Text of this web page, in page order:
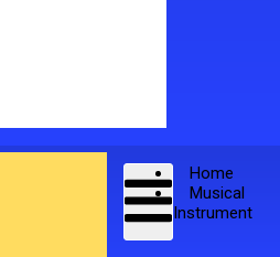
Home
Musical
Instrument